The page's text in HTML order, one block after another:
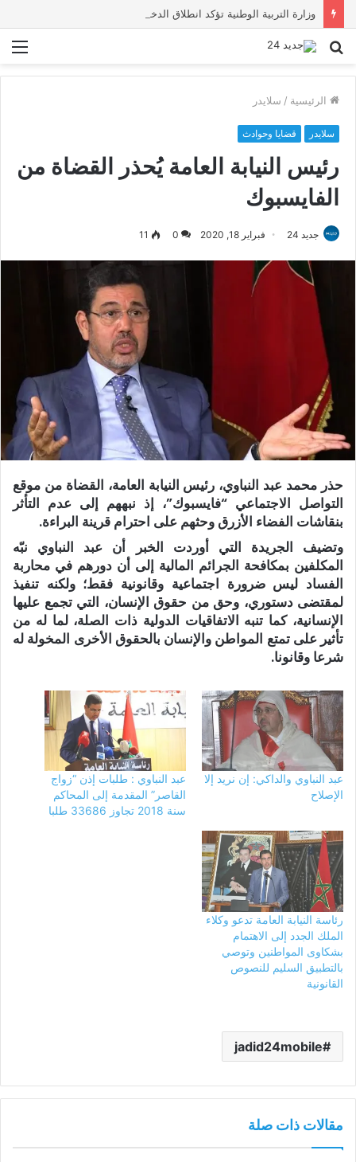
بحث
الرئيسية / سلايدر
سلايدر قضايا وحوادث
رئيس النيابة العامة يُحذر القضاة من
الفايسبوك
جديد 24 فبراير 18, 2020 0
11
حذر محمد عبد النباوي، رئيس النيابة العامة، القضاة من موقع
التواصل الاجتماعي “فايسبوك”، إذ نبههم إلى عدم التأثر
بنقاشات الفضاء الأزرق وحثهم على احترام قرينة البراءة.
وتضيف الجريدة التي أوردت الخبر أن عبد النباوي نبّه
المكلفين بمكافحة الجرائم المالية إلى أن دورهم في محاربة
الفساد ليس ضرورة اجتماعية وقانونية فقط؛ ولكنه تنفيذ
لمقتضى دستوري، وحق من حقوق الإنسان، التي تجمع عليها
الإنسانية، كما تنبه الاتفاقيات الدولية ذات الصلة، لما له من
تأثير على تمتع المواطن والإنسان بالحقوق الأخرى المخولة له
شرعا وقانونا.
عبد النباوي والداكي: إن نريد إلا
الإصلاح
عبد النباوي : طلبات إذن “زواج
القاصر” المقدمة إلى المحاكم
سنة 2018 تجاوز 33686 طلبا
رئاسة النيابة العامة تدعو وكلاء
الملك الجدد إلى الاهتمام
بشكاوى المواطنين وتوصي
بالتطبيق السليم للنصوص
القانونية
jadid24mobile
مقالات ذات صلة